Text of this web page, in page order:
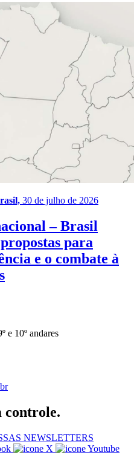
30 de julho de 2026
– Brasil
para
e o combate à
e 10º andares
controle.
NEWSLETTERS